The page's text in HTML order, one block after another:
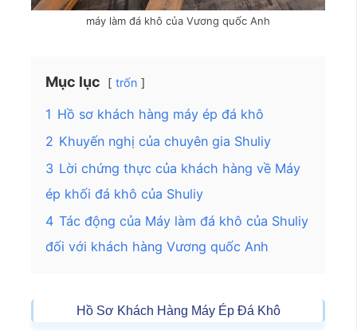
máy làm đá khô của Vương quốc Anh
Mục lục trốn
1 Hồ sơ khách hàng máy ép đá khô
2 Khuyến nghị của chuyên gia Shuliy
3 Lời chứng thực của khách hàng về Máy
ép khối đá khô của Shuliy
4 Tác động của Máy làm đá khô của Shuliy
đối với khách hàng Vương quốc Anh
Hồ Sơ Khách Hàng Máy Ép Đá Khô